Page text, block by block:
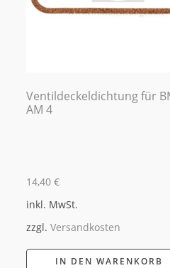
Ventildeckeldichtung für
AM 4
14,40 €
inkl. MwSt.
zzgl. Versandkosten
IN DEN WARENKORB